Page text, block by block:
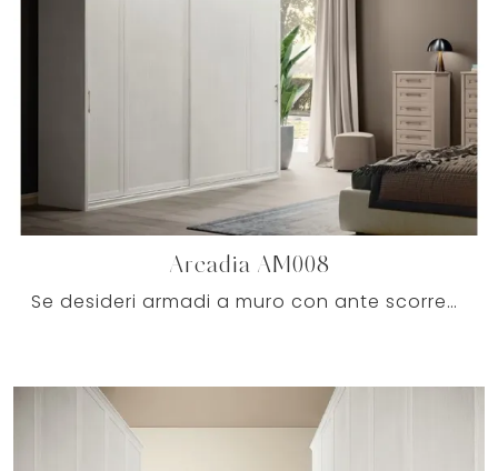
Arcadia AM008
Se desideri armadi a muro con ante scorrevoli, clicca e scopri l'armadio Arcadia AM008 di Colombini Casa in melaminico.